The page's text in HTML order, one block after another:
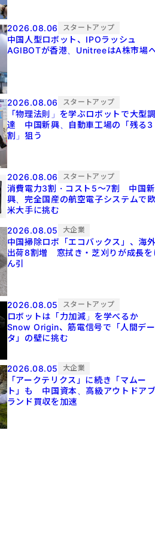
2026.08.06 スタートアップ
中国人型ロボット、IPOラッシュ
AGIBOTが香港、UnitreeはA株市場
2026.08.06 スタートアップ
「物理法則」を学ぶロボットで大型
達 中国新興、自動車工場の「残る3
割」狙う
2026.08.06 スタートアップ
消費電力3割・コスト5〜7割 中国新
興、完全国産の航空電子システムで
米大手に挑む
2026.08.05
大企業
中国掃除ロボ「エコバックス」、海
出荷8割増 窓拭き・芝刈りが成長を
ん引
2026.08.05 スタートアップ
ロボットは「力加減」を学べるか
Snow Origin、筋電信号で「人間デー
タ」の壁に挑む
2026.08.05 大企業
「アークテリクス」に続き「マムー
ト」も 中国資本、高級アウトドア
ランド買収を加速